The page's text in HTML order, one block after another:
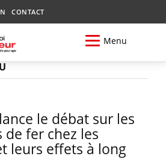
CONTACT
Menu
le débat sur les
fer chez les
leurs effets à long